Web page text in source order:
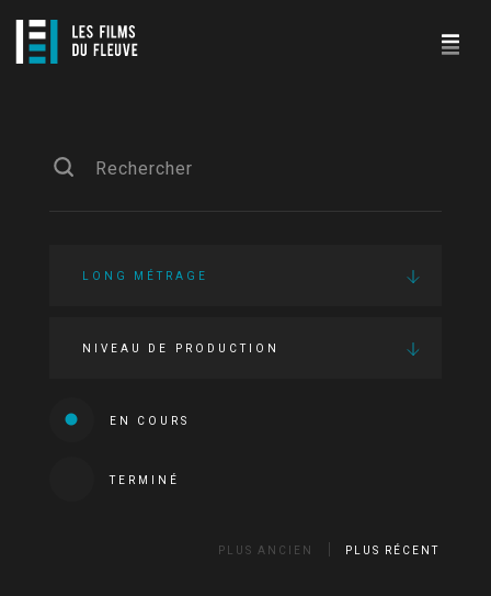
LONG MÉTRAGE
NIVEAU DE PRODUCTION
EN COURS
TERMINÉ
PLUS ANCIEN PLUS RÉCENT